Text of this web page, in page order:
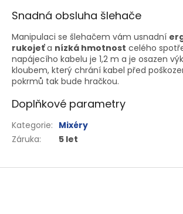
Snadná obsluha šlehače
Manipulaci se šlehačem vám usnadní
rukojeť a nízká hmotnost celého
napájecího kabelu je 1,2 m a je osazen
kloubem, který chrání kabel před
pokrmů tak bude hračkou.
Doplňkové parametry
Kategorie: Mixéry
Záruka: 5 let
Z